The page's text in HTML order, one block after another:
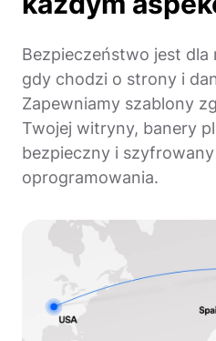
Bezpieczeństwo jest dla
gdy chodzi o strony i
Zapewniamy szablony
Twojej witryny, banery
bezpieczny i
oprogramowania.